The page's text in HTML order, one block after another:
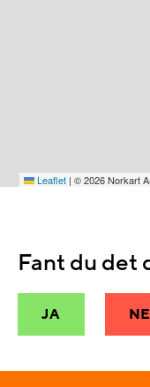
Leaflet | © 2026 Norkart
Fant du det
JA